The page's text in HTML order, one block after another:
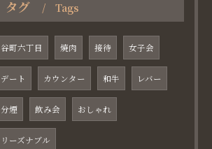
タグ Tags
谷町六丁目 焼肉 接待 女子会
デート カウンター 和牛 レバー
分煙 飲み会 おしゃれ
リーズナブル